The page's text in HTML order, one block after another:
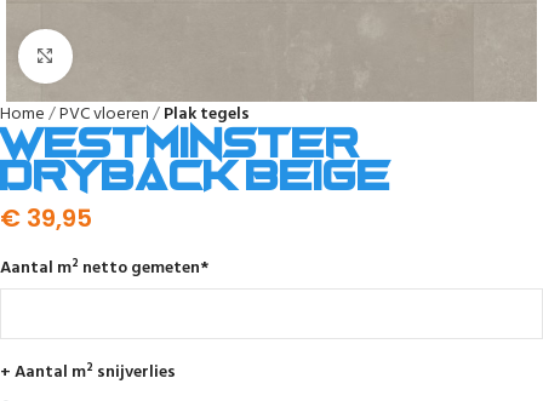
Home PVC vloeren Plak tegels
Westminster
dryback beige
€ 39,95
Aantal m² netto gemeten*
+ Aantal m² snijverlies
Afbeelding vergroten